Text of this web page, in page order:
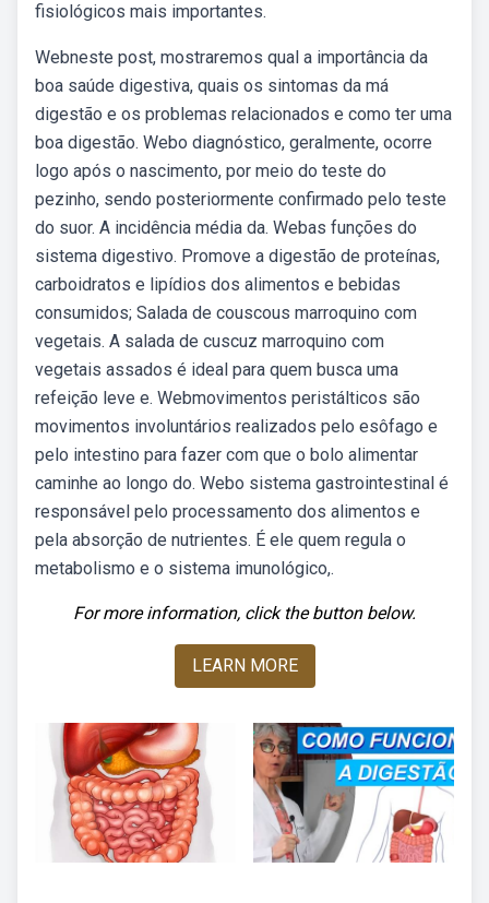
fisiológicos mais importantes.
Webneste post, mostraremos qual a importância da
boa saúde digestiva, quais os sintomas da má
digestão e os problemas relacionados e como ter uma
boa digestão. Webo diagnóstico, geralmente, ocorre
logo após o nascimento, por meio do teste do
pezinho, sendo posteriormente confirmado pelo teste
do suor. A incidência média da. Webas funções do
sistema digestivo. Promove a digestão de proteínas,
carboidratos e lipídios dos alimentos e bebidas
consumidos; Salada de couscous marroquino com
vegetais. A salada de cuscuz marroquino com
vegetais assados é ideal para quem busca uma
refeição leve e. Webmovimentos peristálticos são
movimentos involuntários realizados pelo esôfago e
pelo intestino para fazer com que o bolo alimentar
caminhe ao longo do. Webo sistema gastrointestinal é
responsável pelo processamento dos alimentos e
pela absorção de nutrientes. É ele quem regula o
metabolismo e o sistema imunológico,.
For more information, click the button below.
LEARN MORE